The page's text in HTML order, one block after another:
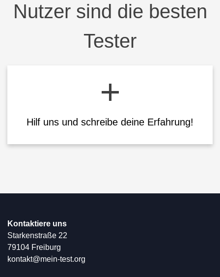
Nutzer sind die besten
Tester
Hilf uns und schreibe deine Erfahrung!
Kontaktiere uns
Starkenstraße 22
79104 Freiburg
kontakt@mein-test.org